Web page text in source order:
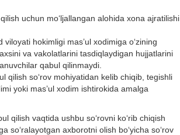
uchun mо‘ljallangan alohida xona ajratilishi
hokimligi mas’ul xodimiga о‘zining
va vakolatlarini tasdiqlaydigan hujjatlarini
qabul qilinmaydi.
qilish sо‘rov mohiyatidan kelib chiqib, tegishli
yoki mas’ul xodim ishtirokida amalga
qilish vaqtida ushbu sо‘rovni kо‘rib chiqish
axborotni olish bо‘yicha sо‘rov